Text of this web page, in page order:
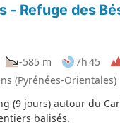
- Refuge des
-585 m 7h 45
(Pyrénées-Orientales)
(9 jours) autour du
balisés.